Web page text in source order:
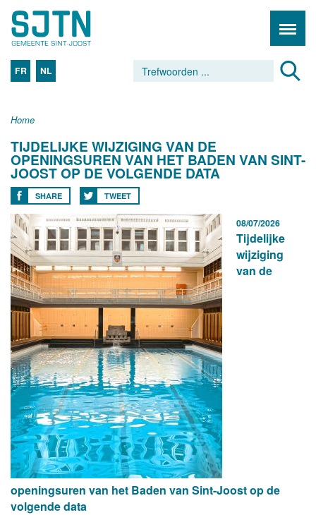
FR NL
Home
TIJDELIJKE WIJZIGING VAN DE
OPENINGSUREN VAN HET BADEN VAN SINT-
JOOST OP DE VOLGENDE DATA
SHARE TWEET
08/07/2026
Tijdelijke
wijziging
van de
openingsuren van het Baden van Sint-Joost op de
volgende data